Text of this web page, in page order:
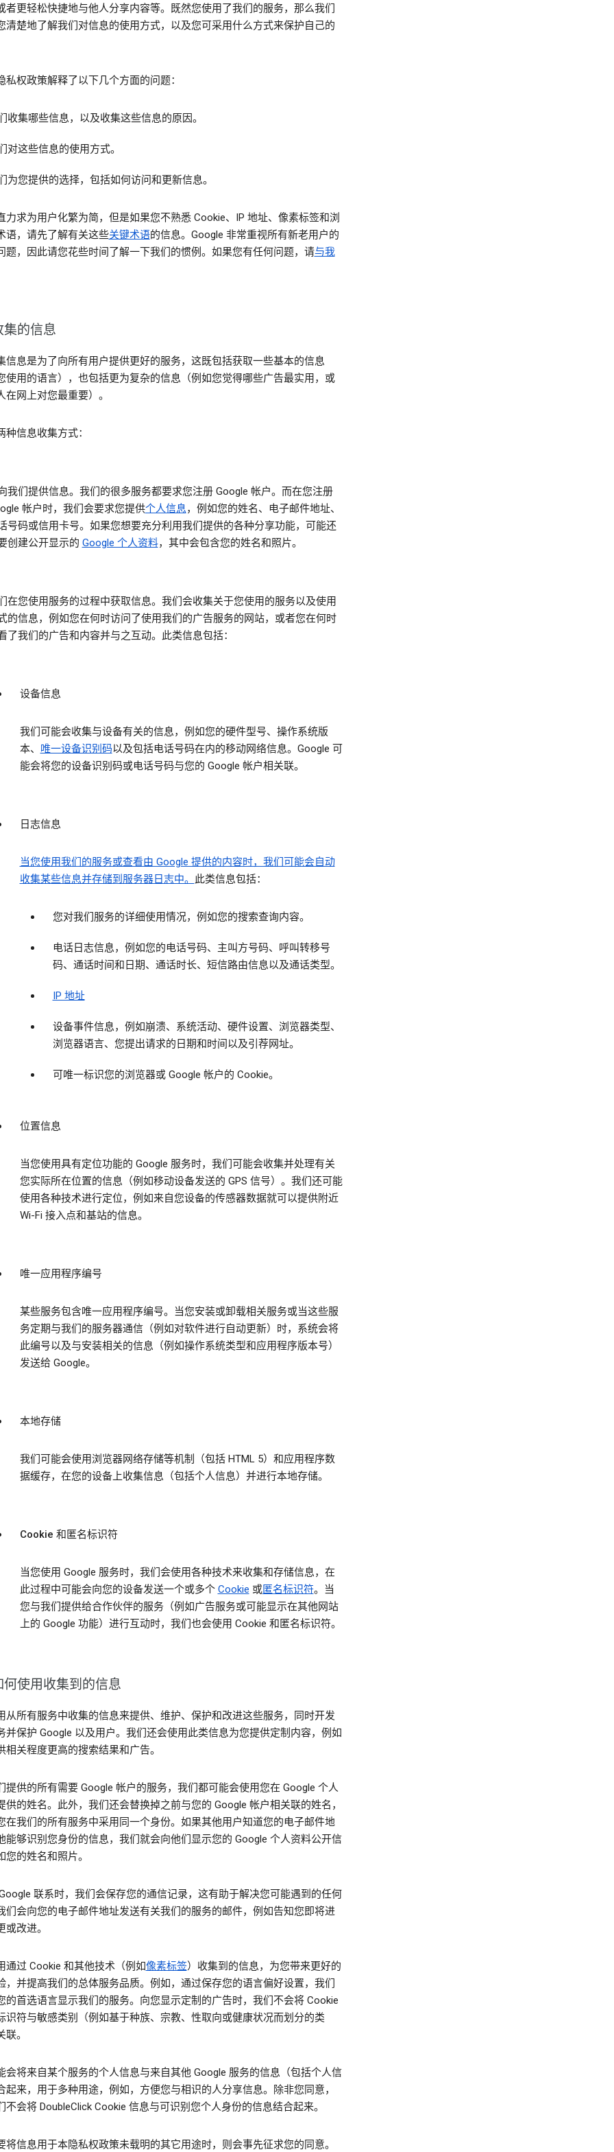
者更轻松快捷地与他人分享内容等。既然您使用了我们的服务，那么我们
清楚地了解我们对信息的使用方式，以及您可采用什么方式来保护自己的
私权政策解释了以下几个方面的问题：
收集哪些信息，以及收集这些信息的原因。
对这些信息的使用方式。
为您提供的选择，包括如何访问和更新信息。
力求为用户化繁为简，但是如果您不熟悉 Cookie、IP 地址、像素标签和浏
语，请先了解有关这些关键术语的信息。Google 非常重视所有新老用户的
题，因此请您花些时间了解一下我们的惯例。如果您有任何问题，请与我
集的信息
信息是为了向所有用户提供更好的服务，这既包括获取一些基本的信息
使用的语言），也包括更为复杂的信息（例如您觉得哪些广告最实用，或
在网上对您最重要）。
种信息收集方式：
我们提供信息。我们的很多服务都要求您注册 Google 帐户。而在您注册
帐户时，我们会要求您提供个人信息，例如您的姓名、电子邮件地址、
号码或信用卡号。如果您想要充分利用我们提供的各种分享功能，可能还
创建公开显示的 Google 个人资料，其中会包含您的姓名和照片。
在您使用服务的过程中获取信息。我们会收集关于您使用的服务以及使用
的信息，例如您在何时访问了使用我们的广告服务的网站，或者您在何时
了我们的广告和内容并与之互动。此类信息包括：
设备信息
我们可能会收集与设备有关的信息，例如您的硬件型号、操作系统版
本、 唯一设备识别码以及包括电话号码在内的移动网络信息。Google 可
能会将您的设备识别码或电话号码与您的 Google 帐户相关联。
日志信息
当您使用我们的服务或查看由 Google 提供的内容时，我们可能会自动
收集某些信息并存储到服务器日志中。 此类信息包括：
您对我们服务的详细使用情况，例如您的搜索查询内容。
电话日志信息，例如您的电话号码、主叫方号码、呼叫转移号
码、通话时间和日期、通话时长、短信路由信息以及通话类型。
IP 地址
设备事件信息，例如崩溃、系统活动、硬件设置、浏览器类型、
浏览器语言、您提出请求的日期和时间以及引荐网址。
可唯一标识您的浏览器或 Google 帐户的 Cookie。
位置信息
当您使用具有定位功能的 Google 服务时，我们可能会收集并处理有关
您实际所在位置的信息（例如移动设备发送的 GPS 信号）。我们还可能
使用各种技术进行定位，例如来自您设备的传感器数据就可以提供附近
Wi-Fi 接入点和基站的信息。
唯一应用程序编号
某些服务包含唯一应用程序编号。当您安装或卸载相关服务或当这些服
务定期与我们的服务器通信（例如对软件进行自动更新）时，系统会将
此编号以及与安装相关的信息（例如操作系统类型和应用程序版本号）
发送给 Google。
本地存储
我们可能会使用浏览器网络存储等机制（包括 HTML 5）和应用程序数
据缓存，在您的设备上收集信息（包括个人信息）并进行本地存储。
Cookie 和匿名标识符
当您使用 Google 服务时，我们会使用各种技术来收集和存储信息，在
此过程中可能会向您的设备发送一个或多个 Cookie 或匿名标识符。当
您与我们提供给合作伙伴的服务（例如广告服务或可能显示在其他网站
上的 Google 功能）进行互动时，我们也会使用 Cookie 和匿名标识符。
何使用收集到的信息
从所有服务中收集的信息来提供、维护、保护和改进这些服务，同时开发
并保护 Google 以及用户。我们还会使用此类信息为您提供定制内容，例如
相关程度更高的搜索结果和广告。
提供的所有需要 Google 帐户的服务，我们都可能会使用您在 Google 个人
供的姓名。此外，我们还会替换掉之前与您的 Google 帐户相关联的姓名，
在我们的所有服务中采用同一个身份。如果其他用户知道您的电子邮件地
能够识别您身份的信息，我们就会向他们显示您的 Google 个人资料公开信
您的姓名和照片。
联系时，我们会保存您的通信记录，这有助于解决您可能遇到的任何
们会向您的电子邮件地址发送有关我们的服务的邮件，例如告知您即将进
或改进。
通过 Cookie 和其他技术（例如像素标签）收集到的信息，为您带来更好的
，并提高我们的总体服务品质。例如，通过保存您的语言偏好设置，我们
的首选语言显示我们的服务。向您显示定制的广告时，我们不会将 Cookie
识符与敏感类别（例如基于种族、宗教、性取向或健康状况而划分的类
。
会将来自某个服务的个人信息与来自其他 Google 服务的信息（包括个人信
起来，用于多种用途，例如，方便您与相识的人分享信息。除非您同意，
不会将 DoubleClick Cookie 信息与可识别您个人身份的信息结合起来。
将信息用于本隐私权政策未载明的其它用途时，则会事先征求您的同意。